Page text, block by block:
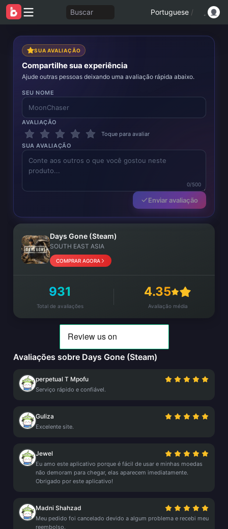
Buscar Portuguese /
SUA AVALIAÇÃO
Compartilhe sua experiência
Ajude outras pessoas deixando uma avaliação rápida abaixo.
SEU NOME
AVALIAÇÃO
Toque para avaliar
SUA AVALIAÇÃO
0/500
Enviar avaliação
Days Gone (Steam)
SOUTH EAST ASIA
COMPRAR AGORA
931
Total de avaliações
4.35
Avaliação média
Avaliações sobre Days Gone (Steam)
perpetual T Mpofu
Serviço rápido e confiável.
Guliza
Excelente site.
Jewel
Eu amo este aplicativo porque é fácil de usar e minhas moedas
não demoram para chegar, elas aparecem imediatamente.
Obrigado por este aplicativo!
Madni Shahzad
Meu pedido foi cancelado devido a algum problema e recebi meu
reembolso.